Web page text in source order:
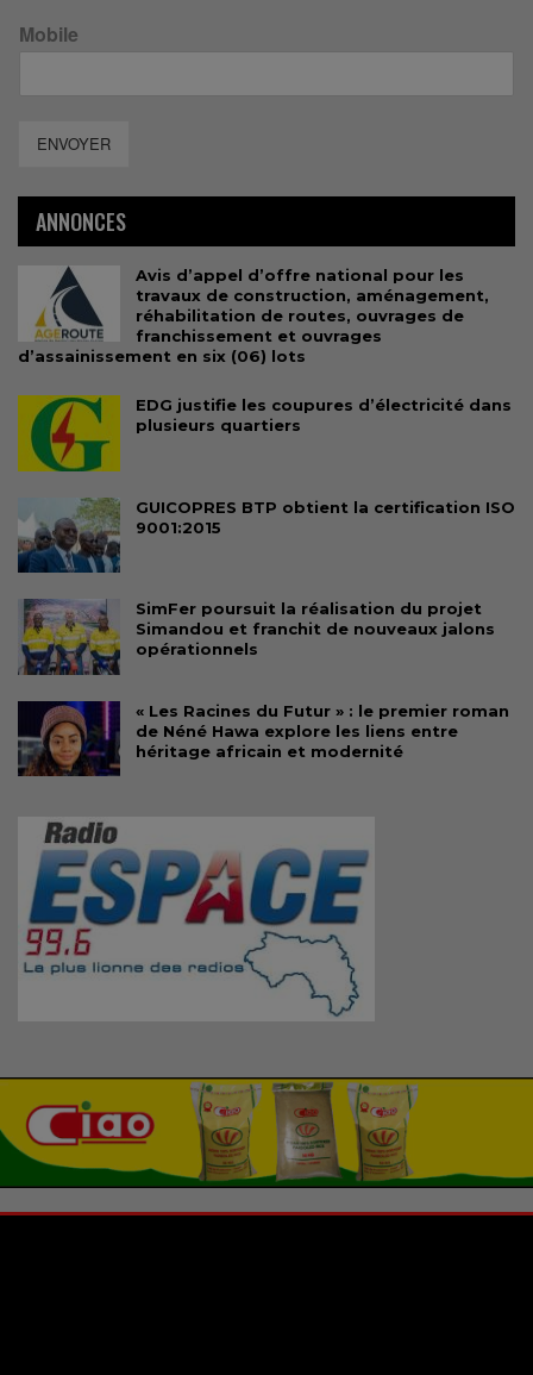
Mobile
ENVOYER
ANNONCES
Avis d’appel d’offre national pour les
travaux de construction, aménagement,
réhabilitation de routes, ouvrages de
franchissement et ouvrages
d’assainissement en six (06) lots
EDG justifie les coupures d’électricité dans
plusieurs quartiers
GUICOPRES BTP obtient la certification ISO
9001:2015
SimFer poursuit la réalisation du projet
Simandou et franchit de nouveaux jalons
opérationnels
« Les Racines du Futur » : le premier roman
de Néné Hawa explore les liens entre
héritage africain et modernité